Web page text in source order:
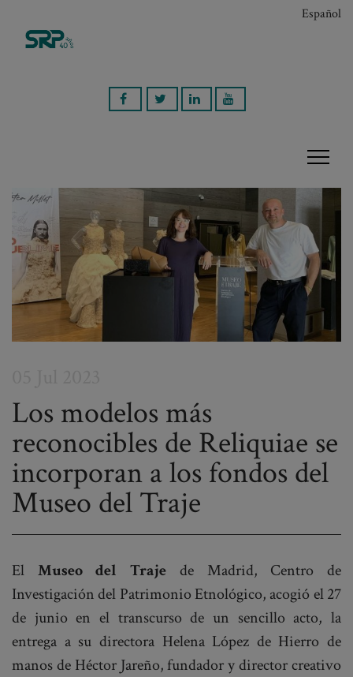
Los modelos más
reconocibles de Reliquiae se
incorporan a los fondos del
Museo del Traje
El Museo del Traje de Madrid, Centro de
Investigación del Patrimonio Etnológico, acogió el 27
de junio en el transcurso de un sencillo acto, la
entrega a su directora Helena López de Hierro de
manos de Héctor Jareño, fundador y director creativo
Post
navigation
Español